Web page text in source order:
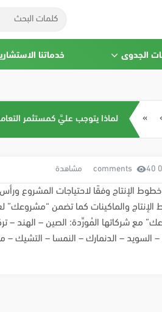
الجدوى خدماتنا
لماذا يتوجب عليَّ كمستثمر
0 comments 40 مشاهدة
الإنتاج وفقًا لاحتياجات المشروع
الإنتاج والماكينات كما تضمن
مع شركاتها المُورِّدة: الصين – الهند –
– السويد – الدنمارك – النمسا – التشيك –